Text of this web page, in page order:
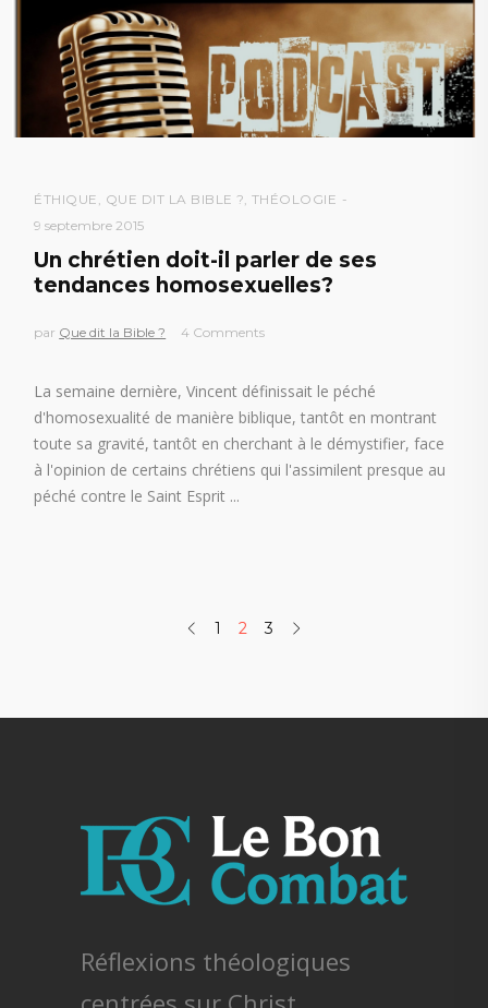
ÉTHIQUE , QUE DIT LA BIBLE ?, THÉOLOGIE
9 septembre 2015
Un chrétien doit-il parler de ses
tendances homosexuelles?
par Que dit la Bible ? 4 Comments
La semaine dernière, Vincent définissait le péché
d'homosexualité de manière biblique, tantôt en montrant
toute sa gravité, tantôt en cherchant à le démystifier, face
à l'opinion de certains chrétiens qui l'assimilent presque au
péché contre le Saint Esprit
1 2 3
Réflexions théologiques